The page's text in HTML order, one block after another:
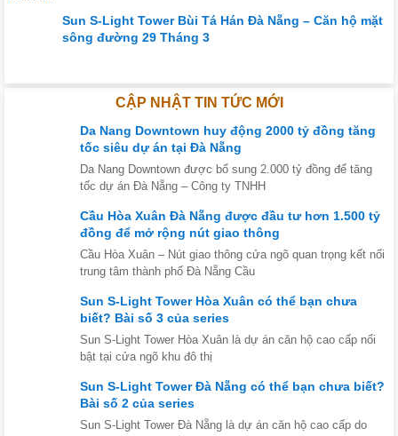
Sun S-Light Tower Bùi Tá Hán Đà Nẵng – Căn hộ mặt
sông đường 29 Tháng 3
CẬP NHẬT TIN TỨC MỚI
Da Nang Downtown huy động 2000 tỷ đồng tăng
tốc siêu dự án tại Đà Nẵng
Da Nang Downtown được bổ sung 2.000 tỷ đồng để tăng
tốc dự án Đà Nẵng – Công ty TNHH
Cầu Hòa Xuân Đà Nẵng được đầu tư hơn 1.500 tỷ
đồng để mở rộng nút giao thông
Cầu Hòa Xuân – Nút giao thông cửa ngõ quan trọng kết nối
trung tâm thành phố Đà Nẵng Cầu
Sun S-Light Tower Hòa Xuân có thể bạn chưa
biết? Bài số 3 của series
Sun S-Light Tower Hòa Xuân là dự án căn hộ cao cấp nổi
bật tại cửa ngõ khu đô thị
Sun S-Light Tower Đà Nẵng có thể bạn chưa biết?
Bài số 2 của series
Sun S-Light Tower Đà Nẵng là dự án căn hộ cao cấp do